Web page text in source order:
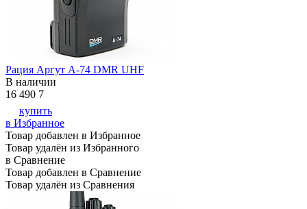
Рация Аргут А-74 DMR UHF
В наличии
16 490 7
купить
в Избранное
Товар добавлен в Избранное
Товар удалён из Избранного
в Сравнение
Товар добавлен в Сравнение
Товар удалён из Сравнения